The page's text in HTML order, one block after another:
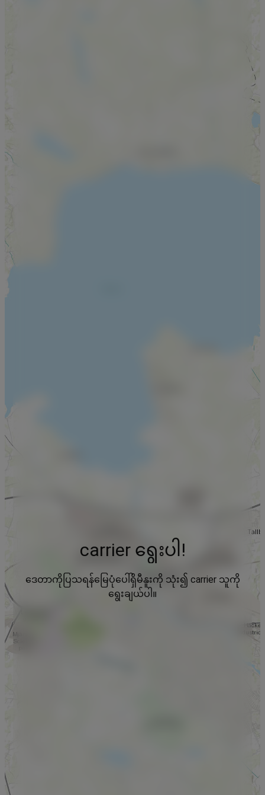
carrier ရွေးပါ!
ဒေတာကိုပြသရန်မြေပုံပေါ်ရှိမီနူးကို သုံး၍ carrier သူကို
ရွေးချယ်ပါ။